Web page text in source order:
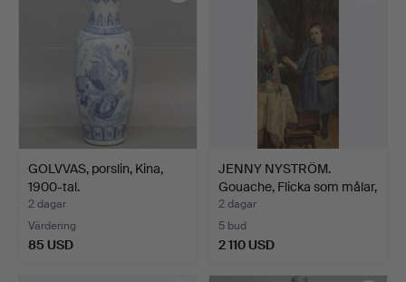
GOLVVAS, porslin, Kina,
1900-tal.
2 dagar
Värdering
85 USD
JENNY NYSTRÖM.
Gouache, Flicka som målar,
…
2 dagar
5 bud
2 110 USD